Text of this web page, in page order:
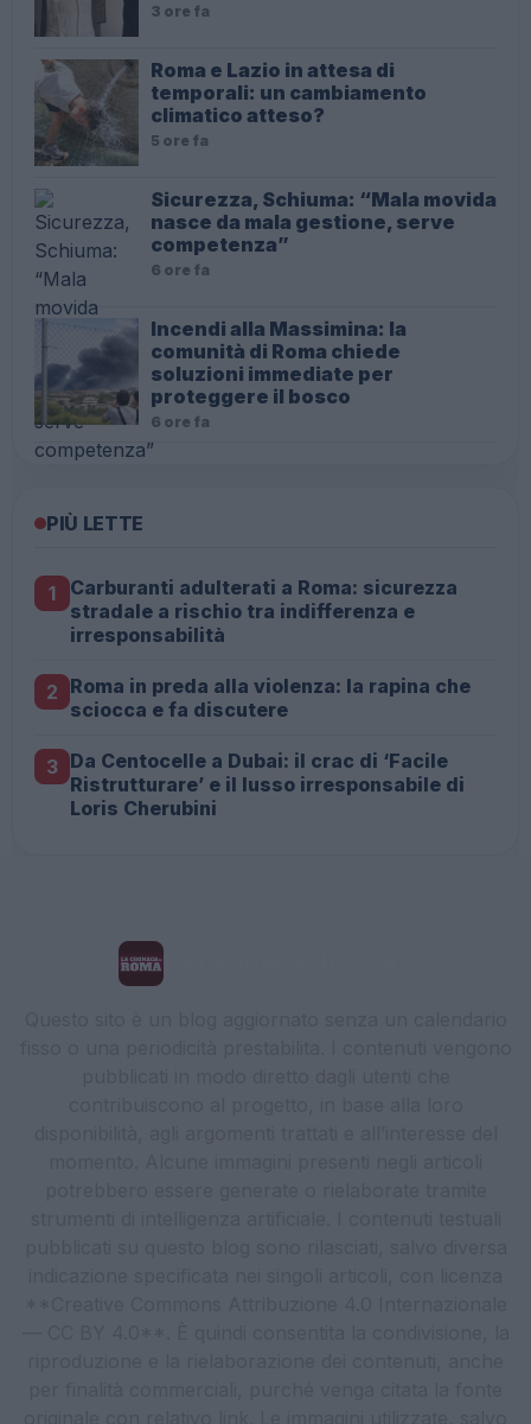
3 ore fa
Roma e Lazio in attesa di
temporali: un cambiamento
climatico atteso?
5 ore fa
Sicurezza, Schiuma: “Mala movida
nasce da mala gestione, serve
competenza”
6 ore fa
Incendi alla Massimina: la
comunità di Roma chiede
soluzioni immediate per
proteggere il bosco
6 ore fa
PIÙ LETTE
1
Carburanti adulterati a Roma: sicurezza
stradale a rischio tra indifferenza e
irresponsabilità
2 Roma in preda alla violenza: la rapina che
sciocca e fa discutere
3 Da Centocelle a Dubai: il crac di ‘Facile
Ristrutturare’ e il lusso irresponsabile di
Loris Cherubini